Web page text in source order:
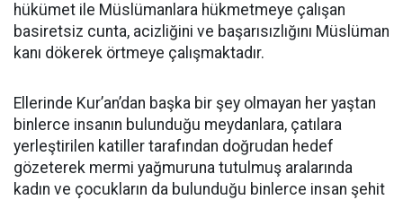
hükümet ile Müslümanlara hükmetmeye çalışan
basiretsiz cunta, acizliğini ve başarısızlığını Müslüman
kanı dökerek örtmeye çalışmaktadır.
Ellerinde Kur’an’dan başka bir şey olmayan her yaştan
binlerce insanın bulunduğu meydanlara, çatılara
yerleştirilen katiller tarafından doğrudan hedef
gözeterek mermi yağmuruna tutulmuş aralarında
kadın ve çocukların da bulunduğu binlerce insan şehit